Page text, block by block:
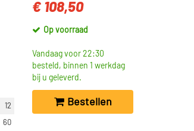
12
60
€ 108,50
Op voorraad
Vandaag voor 22:30
besteld, binnen 1 werkdag
bij u geleverd.
Bestellen